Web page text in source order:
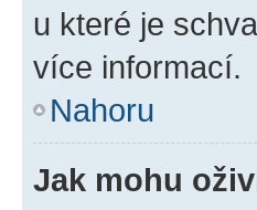
u které je
více informací.
Nahoru
Jak mohu